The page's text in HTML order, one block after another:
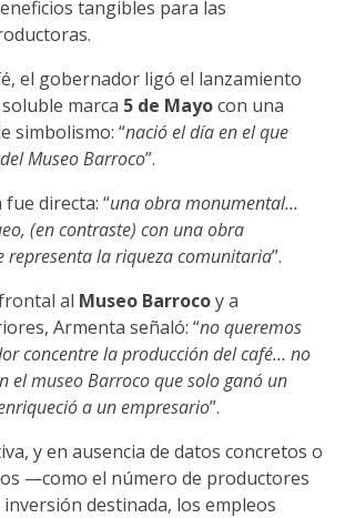
tangibles para las
el gobernador ligó el lanzamiento
marca 5 de Mayocon una
simbolismo: “nació el día en el que
Museo Barroco”.
directa: “una obra monumental…
(en contraste) con una obra
representa la riqueza comunitaria”.
al Museo Barrocoy a
Armenta señaló: “no queremos
concentre la producción del café… no
el museo Barroco que solo ganó un
a un empresario”.
y en ausencia de datos concretos o
—como el número de productores
destinada, los empleos